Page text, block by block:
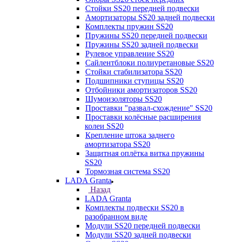
Стойки SS20 передней подвески
Амортизаторы SS20 задней подвески
Комплекты пружин SS20
Пружины SS20 передней подвески
Пружины SS20 задней подвески
Рулевое управление SS20
Сайлентблоки полиуретановые SS20
Стойки стабилизатора SS20
Подшипники ступицы SS20
Отбойники амортизаторов SS20
Шумоизоляторы SS20
Проставки "развал-схождение" SS20
Проставки колёсные расширения
колеи SS20
Крепление штока заднего
амортизатора SS20
Защитная оплётка витка пружины
SS20
Тормозная система SS20
LADA Granta
Назад
LADA Granta
Комплекты подвески SS20 в
разобранном виде
Модули SS20 передней подвески
Модули SS20 задней подвески